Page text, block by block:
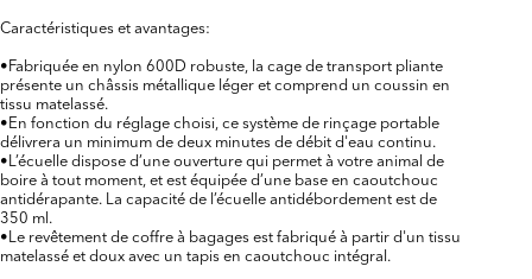
Caractéristiques et avantages:
•Fabriquée en nylon 600D robuste, la cage de transport pliante
présente un châssis métallique léger et comprend un coussin en
tissu matelassé.
•En fonction du réglage choisi, ce système de rinçage portable
délivrera un minimum de deux minutes de débit d'eau continu.
•L’écuelle dispose d’une ouverture qui permet à votre animal de
boire à tout moment, et est équipée d’une base en caoutchouc
antidérapante. La capacité de l’écuelle antidébordement est de
350 ml.
•Le revêtement de coffre à bagages est fabriqué à partir d'un tissu
matelassé et doux avec un tapis en caoutchouc intégral.